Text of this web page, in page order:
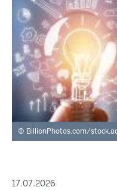
BillionPhotos.com/
PRESSEMITTEILUNG
17.07.2026